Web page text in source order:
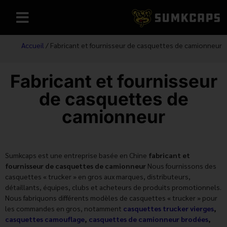
Accueil / Fabricant et fournisseur de casquettes de camionneur
Fabricant et fournisseur
de casquettes de
camionneur
Sumkcaps est une entreprise basée en Chine fabricant et
fournisseur de casquettes de camionneur Nous fournissons des
casquettes « trucker » en gros aux marques, distributeurs,
détaillants, équipes, clubs et acheteurs de produits promotionnels.
Nous fabriquons différents modèles de casquettes « trucker » pour
les commandes en gros, notamment casquettes trucker vierges,
casquettes camouflage, casquettes de camionneur brodées,